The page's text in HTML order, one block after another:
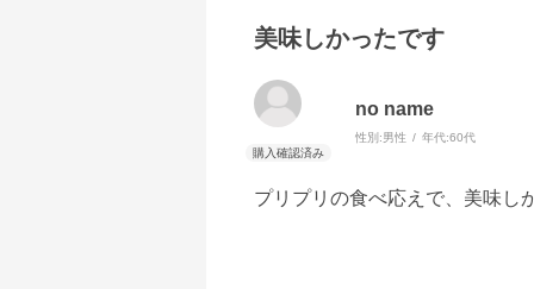
美味しかったです
no name
性別:男性 年代:60代
プリプリの食べ応えで、美味し